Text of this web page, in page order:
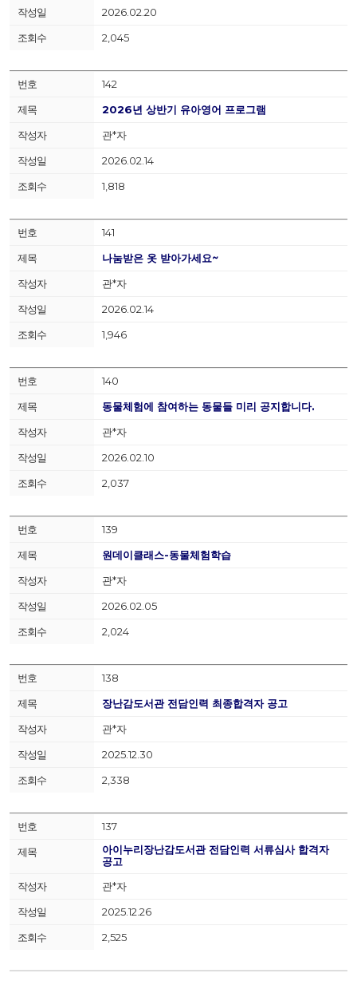
2026.02.20
2,045
142
2026년 상반기 유아영어 프로그램
관*자
2026.02.14
1,818
141
나눔받은 옷 받아가세요~
관*자
2026.02.14
1,946
140
동물체험에 참여하는 동물들 미리 공지합니다.
관*자
2026.02.10
2,037
139
원데이클래스-동물체험학습
관*자
2026.02.05
2,024
138
장난감도서관 전담인력 최종합격자 공고
관*자
2025.12.30
2,338
137
아이누리장난감도서관 전담인력 서류심사 합격자
공고
관*자
2025.12.26
2,525